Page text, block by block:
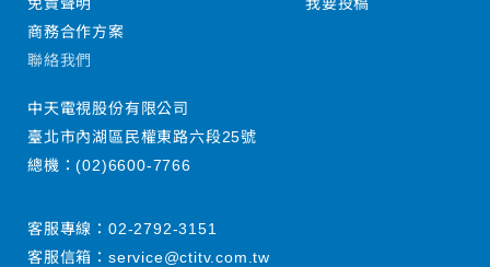
免責聲明
商務合作方案
我要投稿
聯絡我們
中天電視股份有限公司
臺北市內湖區民權東路六段25號
總機：(02)6600-7766
客服專線： 02-2792-3151
客服信箱： service@ctitv.com.tw